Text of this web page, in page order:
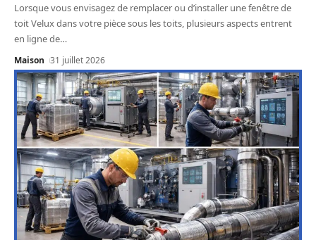
Lorsque vous envisagez de remplacer ou d’installer une fenêtre de
toit Velux dans votre pièce sous les toits, plusieurs aspects entrent
en ligne de…
Maison 31 juillet 2026